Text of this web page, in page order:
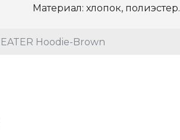
Hoodie-Brown
Материал: хлопок, полиэстер.